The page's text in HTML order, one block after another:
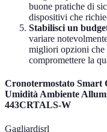
buone pratiche di
dispositivi che
Stabilisci un
variare
migliori opzioni che
compromettere la
Cronotermostato Smart
Umidità Ambiente
443CRTALS-W
Gagliardisrl